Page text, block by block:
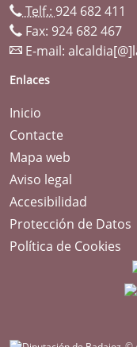
Telf.: 924 682 411
Fax: 924 682 467
E-mail:
Enlaces
Inicio
Contacte
Mapa web
Aviso legal
Accesibilidad
Protección de Datos
Política de Cookies